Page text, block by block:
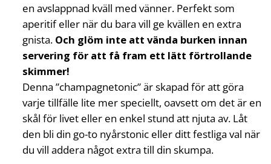
en avslappnad kväll med vänner. Perfekt som
aperitif eller när du bara vill ge kvällen en extra
gnista. Och glöm inte att vända burken innan
servering för att få fram ett lätt förtrollande
skimmer!
Denna ”champagnetonic” är skapad för att göra
varje tillfälle lite mer speciellt, oavsett om det är en
skål för livet eller en enkel stund att njuta av. Låt
den bli din go-to nyårstonic eller ditt festliga val när
du vill addera något extra till din skumpa.